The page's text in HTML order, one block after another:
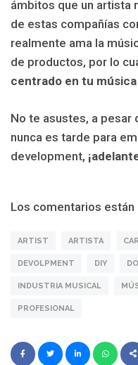
ámbitos que un artista
de estas compañías
realmente ama la
de productos, por lo
centrado en tu
No te asustes, a pesar
nunca es tarde para
development,
Los comentarios están
ARTIST ARTISTA
DEVOLPMENT DIY
INDUSTRIA MUSICAL
PROFESIONAL